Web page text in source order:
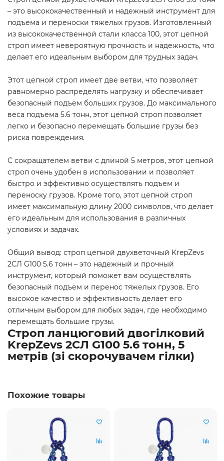
– это высококачественный и надежный инструмент для
подъема и переноски тяжелых грузов. Изготовленный
из высококачественной стали класса 100, этот цепной
строп имеет невероятную прочность и надежность, что
делает его идеальным выбором для трудных задач.
Этот цепной строп имеет две ветви, что позволяет
равномерно распределять нагрузку и обеспечивает
безопасный подъем больших грузов. До максимального
веса подъема 5.6 тонн, этот цепной строп позволяет
легко и безопасно перемещать большие грузы без
риска повреждения.
С сокращателем ветви с длиной 5 метров, этот цепной
строп очень удобен в использовании и позволяет
быстро и эффективно осуществлять подъем и
переноску грузов. Кроме того, этот цепной строп
имеет максимальную длину 2000 символов, что делает
его идеальным для использования в различных
условиях и задачах.
Общий вывод: строп цепной двухветочный KrepZevs
2СЛ G100 5.6 тонн – это надежный и прочный
инструмент, который поможет вам осуществлять
безопасный подъем и перенос тяжелых грузов. Его
высокое качество и эффективность делает его
отличным выбором для любых задач, где необходимо
перемещать большие грузы.
Строп ланцюговий двогілковий
KrepZevs 2СЛ G100 5.6 тонн, 5
метрів (зі скорочувачем гілки)
Похожие товары